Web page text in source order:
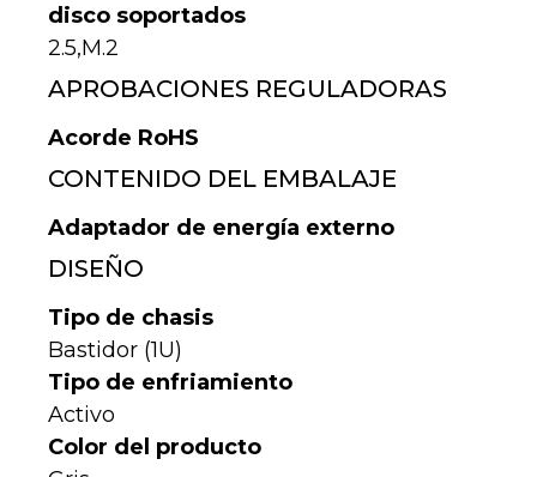
disco soportados
2.5,M.2
APROBACIONES REGULADORAS
Acorde RoHS
CONTENIDO DEL EMBALAJE
Adaptador de energía externo
DISEÑO
Tipo de chasis
Bastidor (1U)
Tipo de enfriamiento
Activo
Color del producto